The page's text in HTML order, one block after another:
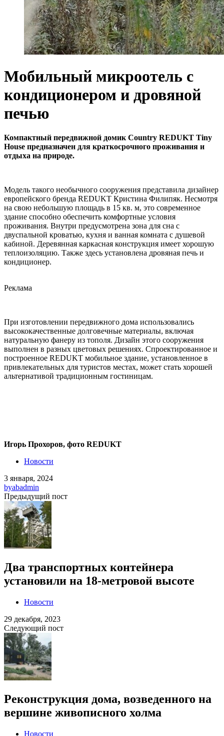
Мобильный микроотель с
кондиционером и дровяной
печью
Компактный передвижной домик Country REDUKT Tiny
House предназначен для краткосрочного проживания и
отдыха на природе.
Модель такого необычного сооружения представила дизайнер
европейского бренда REDUKT Кристина Филипяк. Несмотря
на свою небольшую площадь в 15 кв. м, это современное
здание способно обеспечить комфортные условия
проживания. Внутри предусмотрена зона для сна с
двуспальной кроватью, кухня и ванная комната с душевой
кабиной. Деревянная каркасная конструкция имеет хорошую
теплоизоляцию. Также здесь установлена дровяная печь и
кондиционер.
Реклама
При изготовлении передвижного дома использовались
высококачественные долговечные материалы, включая
натуральную фанеру из тополя. Дизайн этого сооружения
выполнен в разных цветовых решениях. Спроектированное и
построенное REDUKT мобильное здание, установленное в
привлекательных для туристов местах, может стать хорошей
альтернативой традиционным гостиницам.
Игорь Прохоров, фото REDUKT
Новости
3 января, 2024
byabadmin
Предыдущий пост
Два транспортных контейнера
установили на 18-метровой высоте
Новости
29 декабря, 2023
Следующий пост
Реконструкция дома, возведенного на
вершине живописного холма
Новости